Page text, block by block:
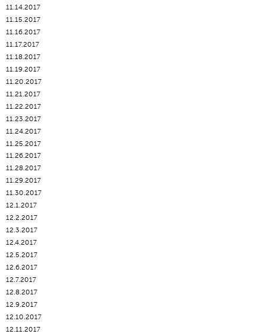
11.14.2017
11.15.2017
11.16.2017
11.17.2017
11.18.2017
11.19.2017
11.20.2017
11.21.2017
11.22.2017
11.23.2017
11.24.2017
11.25.2017
11.26.2017
11.28.2017
11.29.2017
11.30.2017
12.1.2017
12.2.2017
12.3.2017
12.4.2017
12.5.2017
12.6.2017
12.7.2017
12.8.2017
12.9.2017
12.10.2017
12.11.2017